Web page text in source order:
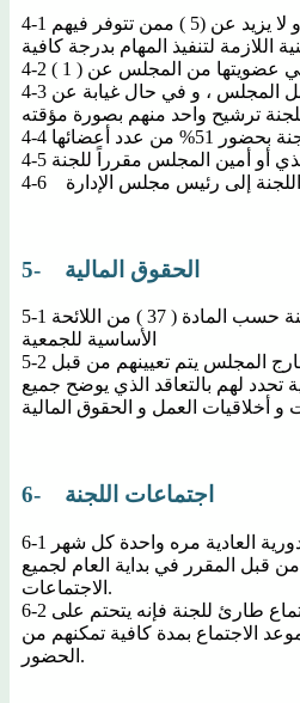
4-1 عدد أعضائها لايقل عن (3) و لا يزيد عن (5 ) ممن تتوفر فيهم
4-3 يتم تسمية رئيسها من قبل المجلس ، و في حال غيابة عن
5-1 عضو المجلس يعمل في اللجنة حسب المادة ( 37 ) من اللائحة
الأساسية للجمعية
5-2 أعضاء اللجنة الذين هم من خارج المجلس يتم تعيينهم من قبل
تحدد لهم بالتعاقد الذي يوضح جميع
و أخلاقيات العمل و الحقوق المالية
6-1 تعقد اللجنة اجتماعاتها الدورية العادية مره واحدة كل شهر
قبل المقرر في بداية العام لجميع
الاجتماعات.
6-2 في حالة وجود احتياج لاجتماع طارئ للجنة فإنه يتحتم على
الاجتماع بمدة كافية تمكنهم من
الحضور.